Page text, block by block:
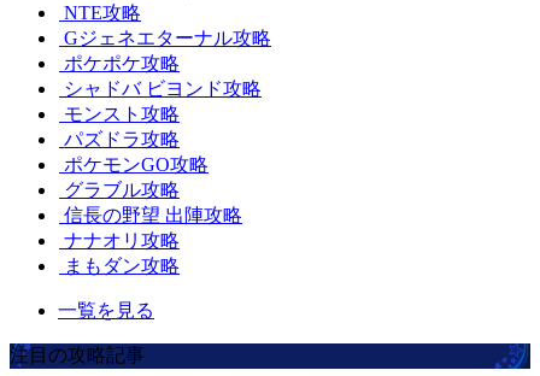
NTE攻略
Gジェネエターナル攻略
ポケポケ攻略
シャドバ ビヨンド攻略
モンスト攻略
パズドラ攻略
ポケモンGO攻略
グラブル攻略
信長の野望 出陣攻略
ナナオリ攻略
まもダン攻略
一覧を見る
注目の攻略記事